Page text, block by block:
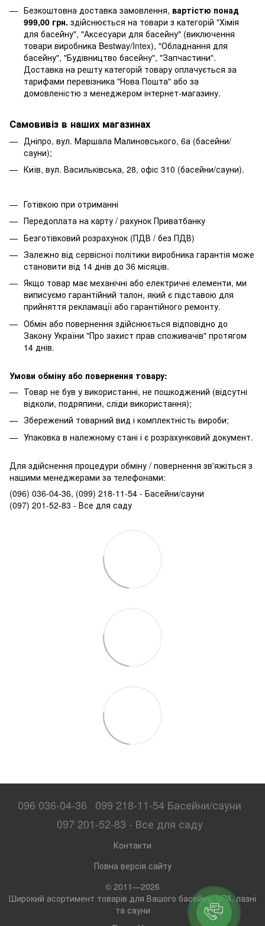
Безкоштовна доставка замовлення, вартістю понад
999,00 грн. здійснюється на товари з категорій "Хімія
для басейну", "Аксесуари для басейну" (виключення
товари виробника Bestway/Intex), "Обладнання для
басейну", "Будівництво басейну", "Запчастини".
Доставка на решту категорій товару оплачується за
тарифами перевізника "Нова Пошта" або за
домовленістю з менеджером інтернет-магазину.
Самовивіз в наших магазинах
Дніпро, вул. Маршала Малиновського, 6а (басейни/
сауни);
Київ, вул. Васильківська, 28, офіс 310 (басейни/сауни).
Готівкою при отриманні
Передоплата на карту / рахунок Приватбанку
Безготівковий розрахунок (ПДВ / без ПДВ)
Залежно від сервісної політики виробника гарантія може
становити від 14 днів до 36 місяців.
Якщо товар має механічні або електричні елементи, ми
виписуємо гарантійний талон, який є підставою для
прийняття рекламації або гарантійного ремонту.
Обмін або повернення здійснюється відповідно до
Закону України "Про захист прав споживачів" протягом
14 днів.
Умови обміну або повернення товару:
Товар не був у використанні, не пошкоджений (відсутні
відколи, подряпини, сліди використання);
Збережений товарний вид і комплектність вироби;
Упаковка в належному стані і є розрахунковий документ.
Для здійснення процедури обміну / повернення зв'яжіться з
нашими менеджерами за телефонами:
(096) 036-04-36, (099) 218-11-54 - Басейни/сауни
(097) 201-52-83 - Все для саду
096 036-04-36
099 218-11-54 Басейни/сауни
097 201-52-83 - Все для саду
Контакти
Повна версія сайту
© 2011—2026
Широкий асортимент товарів для Вашого басейну, SPA, лазні
та сауни